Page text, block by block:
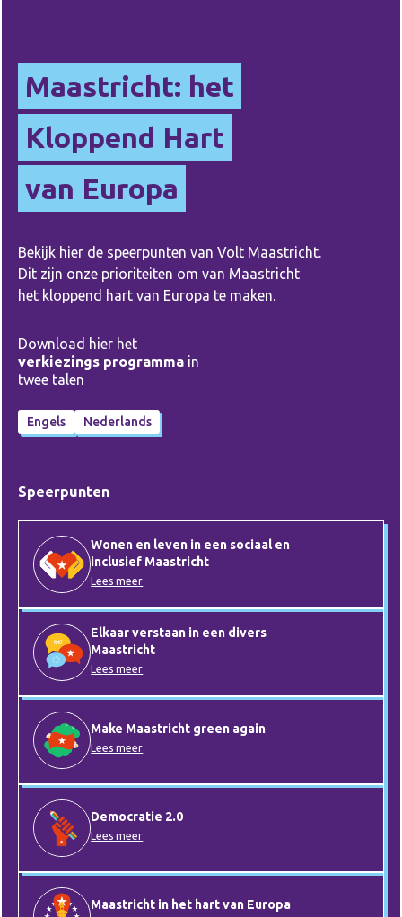
Maastricht: het
Kloppend Hart
van Europa
Bekijk hier de speerpunten van Volt Maastricht.
Dit zijn onze prioriteiten om van Maastricht
het kloppend hart van Europa te maken.
Download hier het
verkiezings programma in
twee talen
Engels Nederlands
Speerpunten
Wonen en leven in een sociaal en
inclusief Maastricht
Lees meer
Elkaar verstaan in een divers
Maastricht
Lees meer
Make Maastricht green again
Lees meer
Democratie 2.0
Lees meer
Maastricht in het hart van Europa